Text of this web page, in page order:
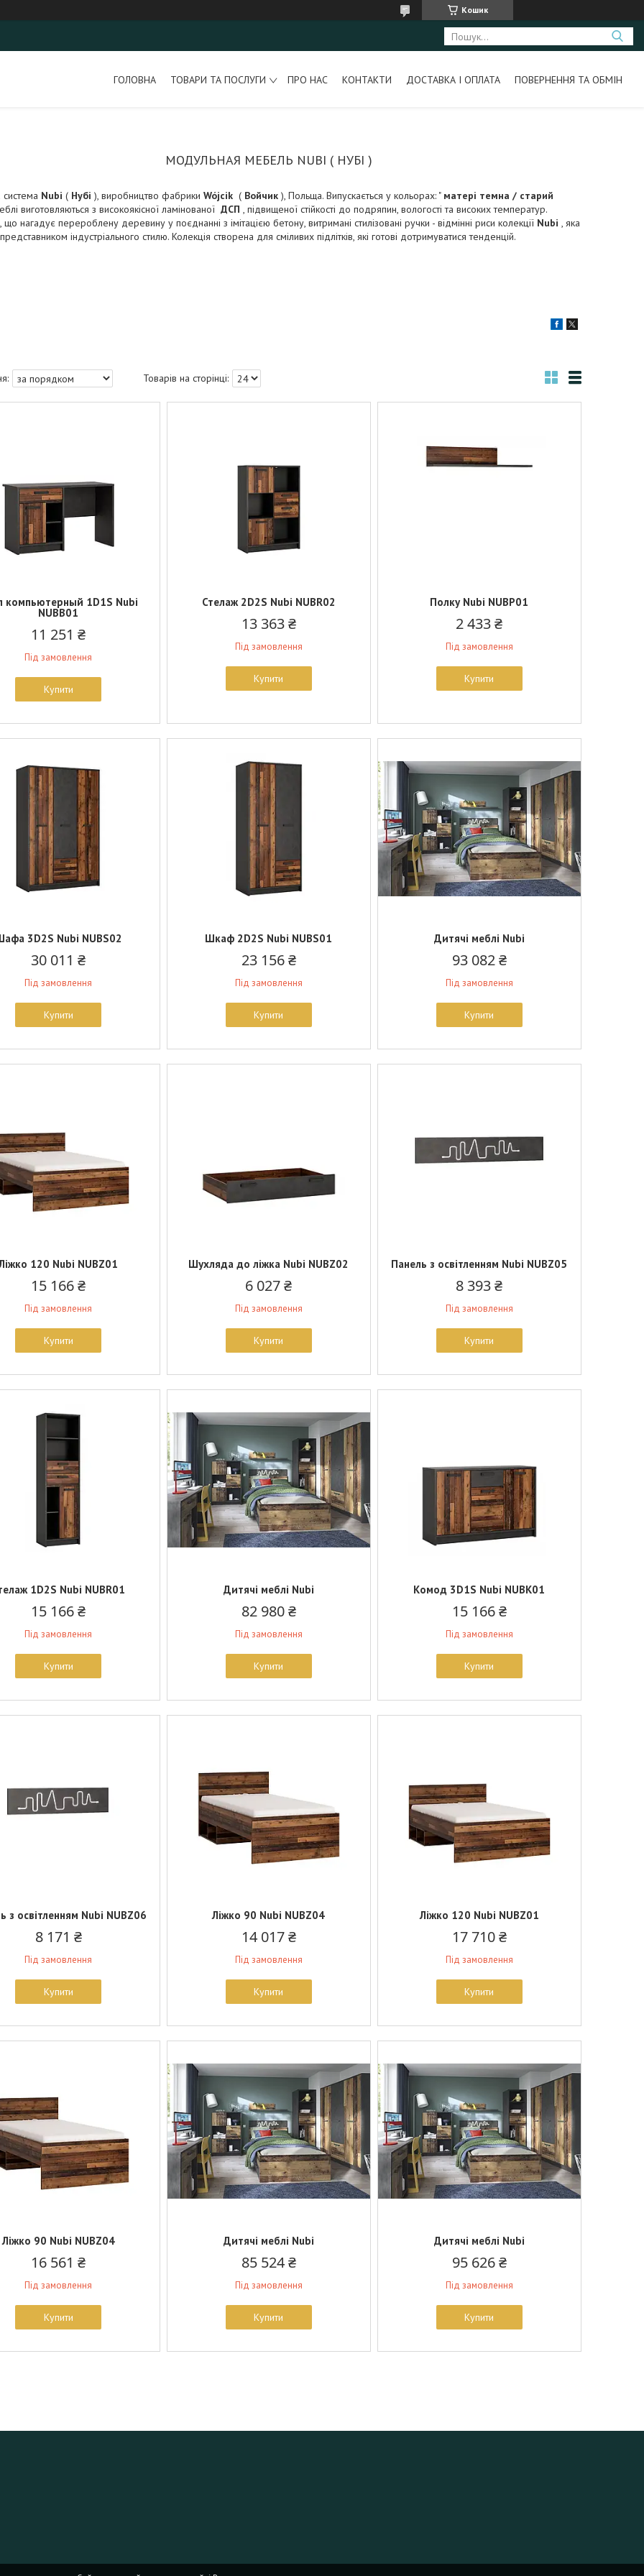
Кошик
ГОЛОВНА ТОВАРИ ТА ПОСЛУГИ ПРО НАС КОНТАКТИ ДОСТАВКА І ОПЛАТА ПОВЕРНЕННЯ ТА ОБМІН
МОДУЛЬНАЯ МЕБЕЛЬ NUBI ( НУБІ )
Nubi ( Нубі ), виробництво фабрики Wójcik ( Войчик ), Польща. Випускається у кольорах: " матері темна / старий
виготовляються з високоякісної ламінованої ДСП , підвищеної стійкості до подряпин, вологості та високих температур.
перероблену деревину у поєднанні з імітацією бетону, витримані стилізовані ручки - відмінні риси колекції Nubi , яка
індустріального стилю. Колекція створена для сміливих підлітків, які готові дотримуватися тенденцій.
компьютерный 1D1S Nubi
NUBB01
11 251 ₴
Під замовлення
Купити
Стелаж 2D2S Nubi NUBR02
13 363 ₴
Під замовлення
Купити
Полку Nubi NUBP01
2 433 ₴
Під замовлення
Купити
3D2S Nubi NUBS02
30 011 ₴
Під замовлення
Купити
Шкаф 2D2S Nubi NUBS01
23 156 ₴
Під замовлення
Купити
Дитячі меблі Nubi
93 082 ₴
Під замовлення
Купити
120 Nubi NUBZ01
15 166 ₴
Під замовлення
Купити
Шухляда до ліжка Nubi NUBZ02
6 027 ₴
Під замовлення
Купити
Панель з освітленням Nubi NUBZ05
8 393 ₴
Під замовлення
Купити
1D2S Nubi NUBR01
15 166 ₴
Під замовлення
Купити
Дитячі меблі Nubi
82 980 ₴
Під замовлення
Купити
Комод 3D1S Nubi NUBK01
15 166 ₴
Під замовлення
Купити
з освітленням Nubi NUBZ06
8 171 ₴
Під замовлення
Купити
Ліжко 90 Nubi NUBZ04
14 017 ₴
Під замовлення
Купити
Ліжко 120 Nubi NUBZ01
17 710 ₴
Під замовлення
Купити
Ліжко 90 Nubi NUBZ04
16 561 ₴
Під замовлення
Купити
Дитячі меблі Nubi
85 524 ₴
Під замовлення
Купити
Дитячі меблі Nubi
95 626 ₴
Під замовлення
Купити